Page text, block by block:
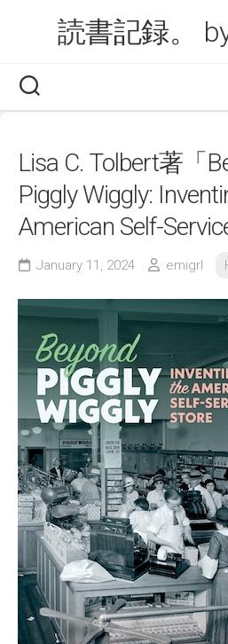
読書記録。
Lisa C. Tolbert著「
Piggly Wiggly:
American Self-
January 11, 2024 emigrl